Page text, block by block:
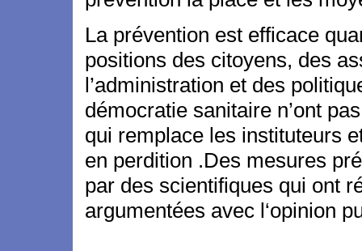
La prévention est efficace
positions des citoyens, des
l’administration et des
démocratie sanitaire n’ont
qui remplace les instituteurs
en perdition .Des mesures
par des scientifiques qui ont
argumentées avec l‘opinion